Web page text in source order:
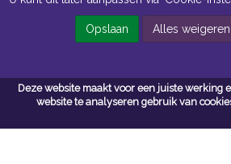
Deze website maakt voor een juiste werking
website te analyseren gebruik van
Navigatie
Algemene voorwaarden
Privacy
Opslaan Alles weigeren